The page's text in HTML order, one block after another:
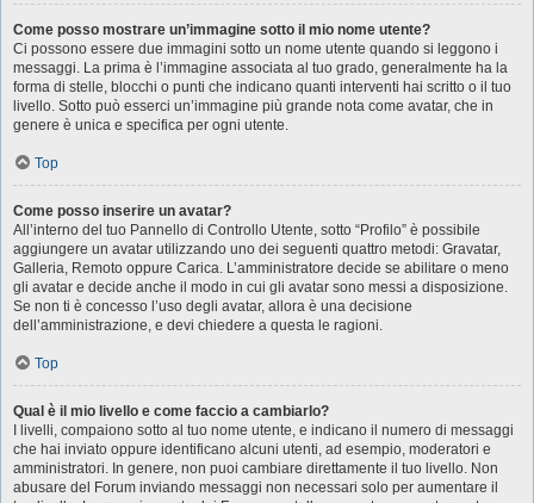
Come posso mostrare un’immagine sotto il mio nome utente?
Ci possono essere due immagini sotto un nome utente quando si leggono i
messaggi. La prima è l’immagine associata al tuo grado, generalmente ha la
forma di stelle, blocchi o punti che indicano quanti interventi hai scritto o il tuo
livello. Sotto può esserci un’immagine più grande nota come avatar, che in
genere è unica e specifica per ogni utente.
Top
Come posso inserire un avatar?
All’interno del tuo Pannello di Controllo Utente, sotto “Profilo” è possibile
aggiungere un avatar utilizzando uno dei seguenti quattro metodi: Gravatar,
Galleria, Remoto oppure Carica. L’amministratore decide se abilitare o meno
gli avatar e decide anche il modo in cui gli avatar sono messi a disposizione.
Se non ti è concesso l’uso degli avatar, allora è una decisione
dell’amministrazione, e devi chiedere a questa le ragioni.
Top
Qual è il mio livello e come faccio a cambiarlo?
I livelli, compaiono sotto al tuo nome utente, e indicano il numero di messaggi
che hai inviato oppure identificano alcuni utenti, ad esempio, moderatori e
amministratori. In genere, non puoi cambiare direttamente il tuo livello. Non
abusare del Forum inviando messaggi non necessari solo per aumentare il